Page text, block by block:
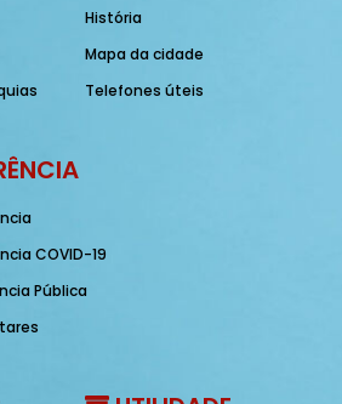
História
Mapa da cidade
Telefones úteis
COVID-19
Pública